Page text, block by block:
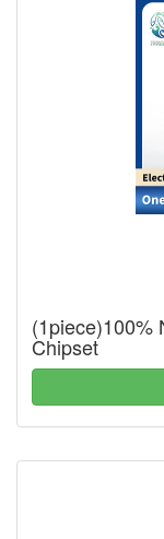
(1piece)100%
Chipset